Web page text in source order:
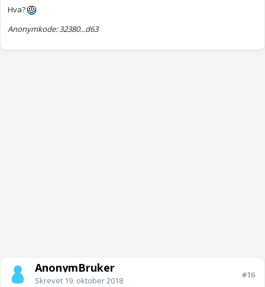
Hva?
Anonymkode: 32380...d63
AnonymBruker
Skrevet 19. oktober 2018
#16